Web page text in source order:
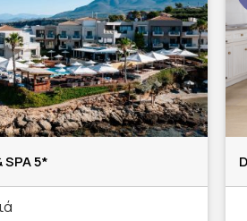
SPA 5*